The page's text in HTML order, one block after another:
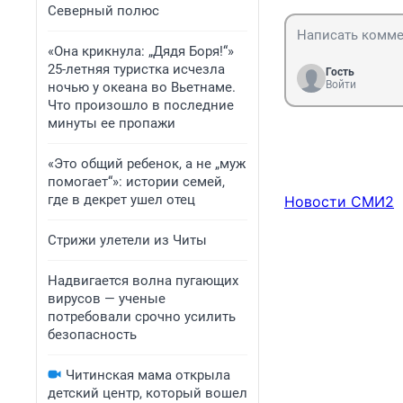
Северный полюс
«Она крикнула: „Дядя Боря!“»
25-летняя туристка исчезла
ночью у океана во Вьетнаме.
Что произошло в последние
минуты ее пропажи
«Это общий ребенок, а не „муж
помогает“»: истории семей,
где в декрет ушел отец
Стрижи улетели из Читы
Надвигается волна пугающих
вирусов — ученые
потребовали срочно усилить
безопасность
Читинская мама открыла
детский центр, который вошел
Гость
Войти
Новости СМИ2